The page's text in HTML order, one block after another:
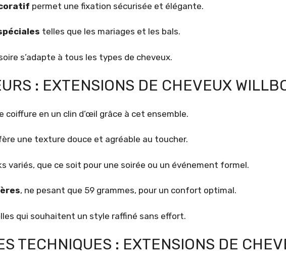
permet une fixation sécurisée et élégante.
telles que les mariages et les bals.
s’adapte à tous les types de cheveux.
: EXTENSIONS DE CHEVEUX
coiffure en un clin d’œil grâce à cet ensemble.
une texture douce et agréable au toucher.
variés, que ce soit pour une soirée ou un événement formel.
, ne pesant que 59 grammes, pour un confort optimal.
qui souhaitent un style raffiné sans effort.
TECHNIQUES : EXTENSIONS DE